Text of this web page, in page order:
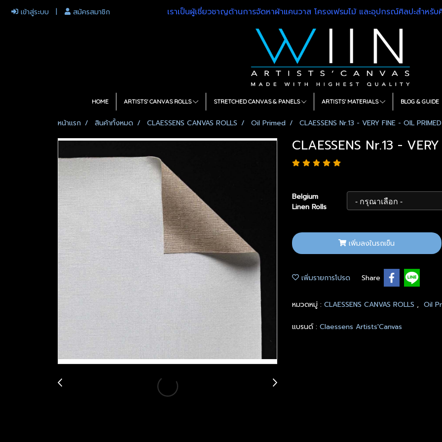
เข้าสู่ระบบ สมัครสมาชิก เราเป็นผู้เชี่ยวชาญด้านการจัดหาผ้าแคนวาส โครงเฟรมไม้ และอุปกรณ์ศิลปะสำหรับ
HOME ARTISTS' CANVAS ROLLS STRETCHED CANVAS & PANELS ARTISTS' MATERIALS BLOG & GUIDE
หน้าแรก สินค้าทั้งหมด CLAESSENS CANVAS ROLLS Oil Primed CLAESSENS Nr.13 - VERY FINE - OIL PRIMED
CLAESSENS Nr.13 -
Belgium
Linen Rolls
เพิ่มลงในรถเข็น
เพิ่มรายการโปรด Share
หมวดหมู่ : CLAESSENS CANVAS ROLLS , Oil
แบรนด์ : Claessens Artists'Canvas